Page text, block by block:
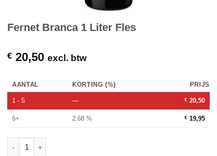
Fernet Branca 1 Liter Fles
€ 20,50 excl. btw
AANTAL KORTING (%) PRIJS
1 - 5 — € 20,50
6+ 2.68 % € 19,95
Fernet Branca 1 Liter Fles hoeveelheid